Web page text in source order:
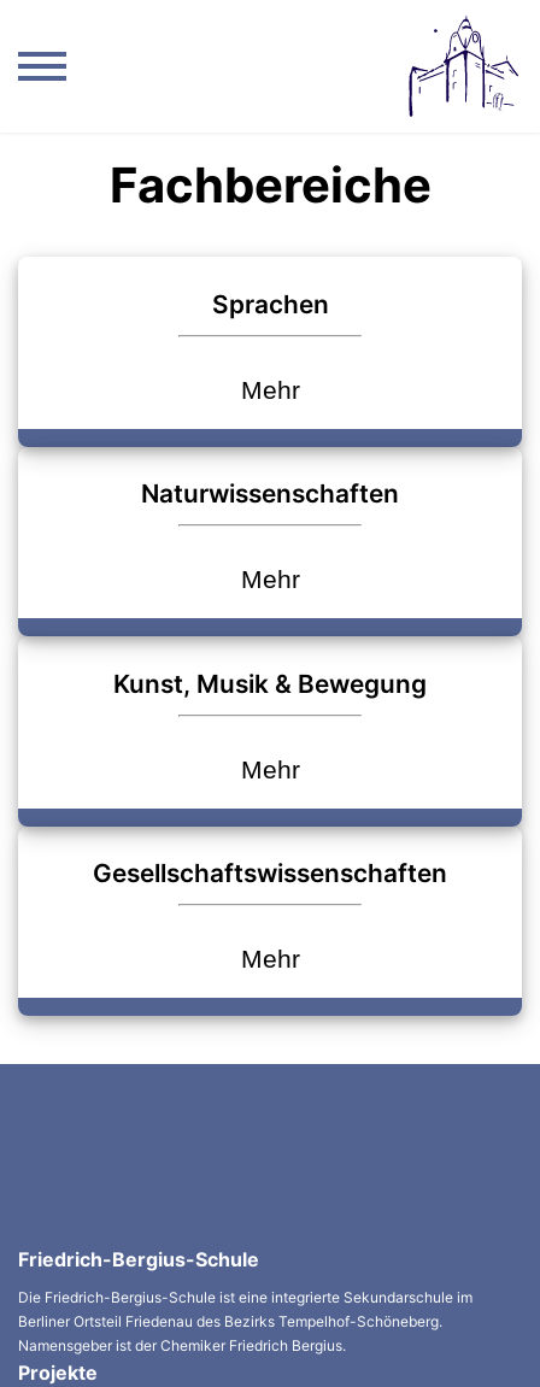
Fachbereiche
Sprachen
Mehr
Naturwissenschaften
Mehr
Kunst, Musik & Bewegung
Mehr
Gesellschaftswissenschaften
Mehr
Friedrich-Bergius-Schule
Die Friedrich-Bergius-Schule ist eine integrierte Sekundarschule im
Berliner Ortsteil Friedenau des Bezirks Tempelhof-Schöneberg.
Namensgeber ist der Chemiker Friedrich Bergius.
Projekte